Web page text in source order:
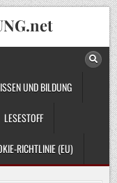
UND BILDUNG
LESESTOFF
RICHTLINIE (EU)